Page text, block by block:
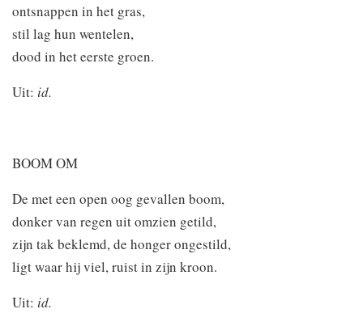
ontsnappen in het gras,
stil lag hun wentelen,
dood in het eerste groen.
Uit: id.
BOOM OM
De met een open oog gevallen boom,
donker van regen uit omzien getild,
zijn tak beklemd, de honger ongestild,
ligt waar hij viel, ruist in zijn kroon.
Uit: id.